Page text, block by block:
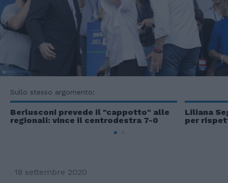
Sullo stesso argomento:
Berlusconi prevede il "cappotto" alle
regionali: vince il centrodestra 7-0
Liliana
per
18 settembre 2020